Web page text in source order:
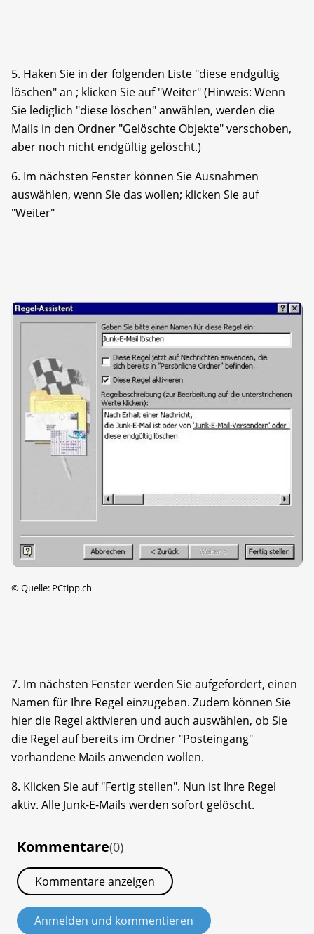
5. Haken Sie in der folgenden Liste "diese endgültig
löschen" an ; klicken Sie auf "Weiter" (Hinweis: Wenn
Sie lediglich "diese löschen" anwählen, werden die
Mails in den Ordner "Gelöschte Objekte" verschoben,
aber noch nicht endgültig gelöscht.)
6. Im nächsten Fenster können Sie Ausnahmen
auswählen, wenn Sie das wollen; klicken Sie auf
"Weiter"
©Quelle: PCtipp.ch
7. Im nächsten Fenster werden Sie aufgefordert, einen
Namen für Ihre Regel einzugeben. Zudem können Sie
hier die Regel aktivieren und auch auswählen, ob Sie
die Regel auf bereits im Ordner "Posteingang"
vorhandene Mails anwenden wollen.
8. Klicken Sie auf "Fertig stellen". Nun ist Ihre Regel
aktiv. Alle Junk-E-Mails werden sofort gelöscht.
Kommentare(0)
Kommentare anzeigen
Anmelden und kommentieren